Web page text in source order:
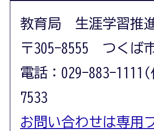
教育局 生涯学習推
〒305-8555 つくば
電話：029-883-
7533
お問い合わせは専用